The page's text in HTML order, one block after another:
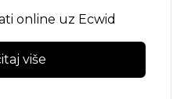
online uz Ecwid
više